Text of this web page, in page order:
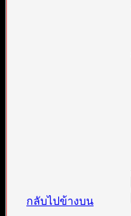
กลับไปข้างบน